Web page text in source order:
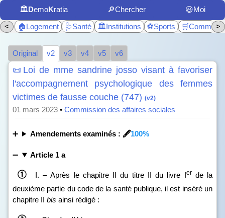
🏛️DemoKratia 🔎Chercher
😃Moi
<
🏠Logement 🩺Santé 🏛️Institutions ⚽Sports >
Original v2 v3 v4 v5 v6
📜Loi de mme sandrine josso visant à favoriser
l'accompagnement psychologique des femmes
victimes de fausse couche (747) (v2)
01 mars 2023 • Commission des affaires sociales
Amendements examinés : 🖋️100%
Article 1 a
I. – Après le chapitre II du titre II du livre Ier de la
deuxième partie du code de la santé publique, il est inséré un
chapitre II bis ainsi rédigé :